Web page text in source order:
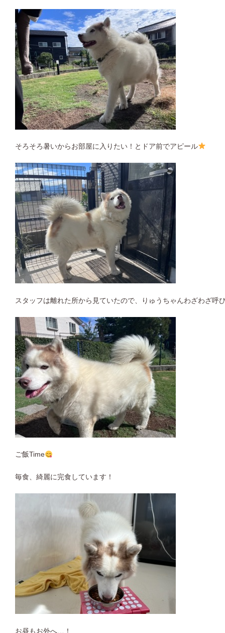
そろそろ暑いからお部屋に入りたい！とドア前でアピール
スタッフは離れた所から見ていたので、りゅうちゃんわざわざ呼
ご飯Time
毎食、綺麗に完食しています！
お昼もお外へ…！